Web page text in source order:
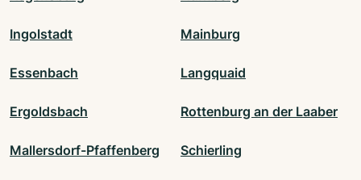
Ingolstadt Mainburg
Essenbach Langquaid
Ergoldsbach Rottenburg an der Laaber
Mallersdorf-Pfaffenberg Schierling